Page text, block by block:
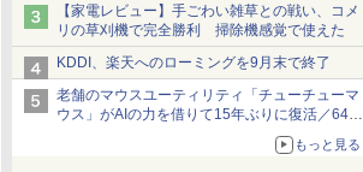
【家電レビュー】手ごわい雑草との戦い、コメ
リの草刈機で完全勝利 掃除機感覚で使えた
KDDI、楽天へのローミングを9月末で終了
老舗のマウスユーティリティ「チューチューマ
ウス」がAIの力を借りて15年ぶりに復活／64bit
化、Windows 10/11、「Chrome」も走り回
る。復活記念で2026年末まで500円
もっと見る